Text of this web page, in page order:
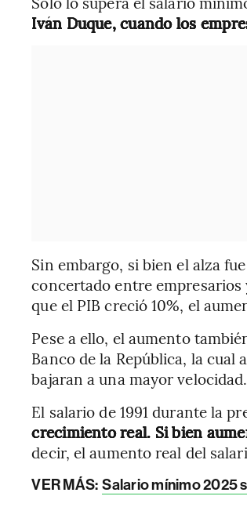
Iván Duque, cuando los
Sin embargo, si bien el alza
concertado entre
que el PIB creció 10%, el
Pese a ello, el aumento
Banco de la República, la
bajaran a una mayor velocidad.
El salario de 1991 durante la
crecimiento real. Si bien
decir, el aumento real del
VER MÁS: Salario mínimo 2025